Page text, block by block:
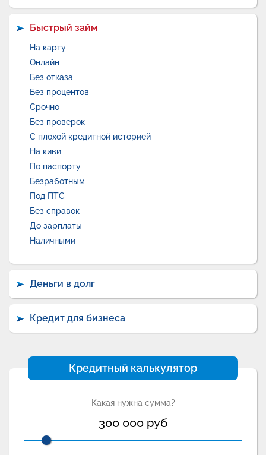
Быстрый займ
На карту
Онлайн
Без отказа
Без процентов
Срочно
Без проверок
С плохой кредитной историей
На киви
По паспорту
Безработным
Под ПТС
Без справок
До зарплаты
Наличными
Деньги в долг
Кредит для бизнеса
Кредитный калькулятор
Какая нужна сумма?
300 000 руб